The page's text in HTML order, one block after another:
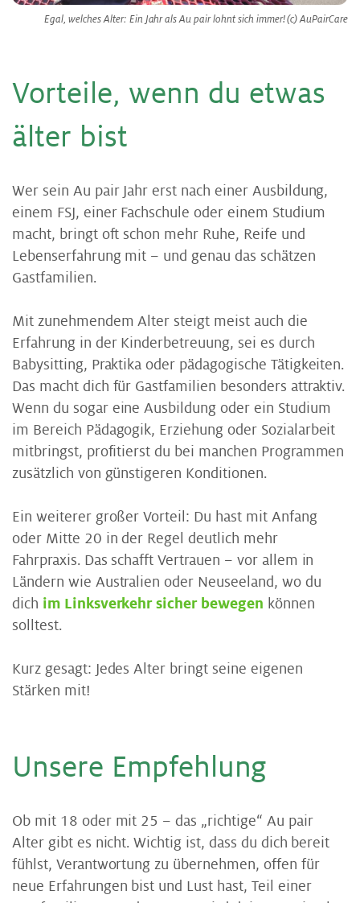
Egal, welches Alter: Ein Jahr als Au pair lohnt sich immer! (c) AuPairCare
Vor­tei­le, wenn du et­was
äl­ter bist
Wer sein Au pair Jahr erst nach einer Ausbildung,
einem FSJ, einer Fachschule oder einem Studium
macht, bringt oft schon mehr Ruhe, Reife und
Lebenserfahrung mit – und genau das schätzen
Gastfamilien.
Mit zunehmendem Alter steigt meist auch die
Erfahrung in der Kinderbetreuung, sei es durch
Babysitting, Praktika oder pädagogische Tätigkeiten.
Das macht dich für Gastfamilien besonders attraktiv.
Wenn du sogar eine Ausbildung oder ein Studium
im Bereich Pädagogik, Erziehung oder Sozialarbeit
mitbringst, profitierst du bei manchen Programmen
zusätzlich von günstigeren Konditionen.
Ein weiterer großer Vorteil: Du hast mit Anfang
oder Mitte 20 in der Regel deutlich mehr
Fahrpraxis. Das schafft Vertrauen – vor allem in
Ländern wie Australien oder Neuseeland, wo du
dich im Linksverkehr sicher bewegen können
solltest.
Kurz gesagt: Jedes Alter bringt seine eigenen
Stärken mit!
Un­se­re Emp­feh­lung
Ob mit 18 oder mit 25 – das „richtige“ Au pair
Alter gibt es nicht. Wichtig ist, dass du dich bereit
fühlst, Verantwortung zu übernehmen, offen für
neue Erfahrungen bist und Lust hast, Teil einer